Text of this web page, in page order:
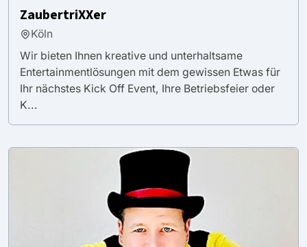
ZaubertriXXer
Köln
Wir bieten Ihnen kreative und unterhaltsame
Entertainmentlösungen mit dem gewissen Etwas für
Ihr nächstes Kick Off Event, Ihre Betriebsfeier oder
K...